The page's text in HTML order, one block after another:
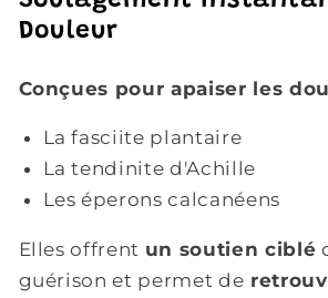
Douleur
Conçues pour apaiser les
La fasciite plantaire
La tendinite d'Achille
Les éperons calcanéens
Elles offrent un soutien ciblé
guérison et permet de